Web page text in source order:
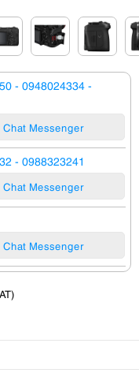
- 0948024334 -
Chat Messenger
- 0988323241
Chat Messenger
Chat Messenger